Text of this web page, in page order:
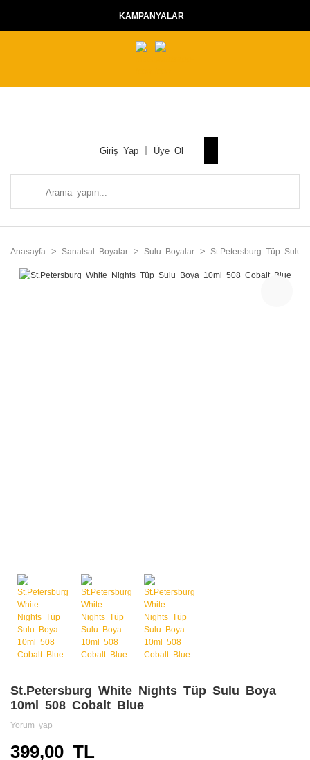
KAMPANYALAR
Giriş Yap Üye Ol
Anasayfa Sanatsal Boyalar Sulu Boyalar St.Petersburg Tüp Sulu
St.Petersburg White Nights Tüp Sulu Boya
10ml 508 Cobalt Blue
Yorum yap
399,00 TL